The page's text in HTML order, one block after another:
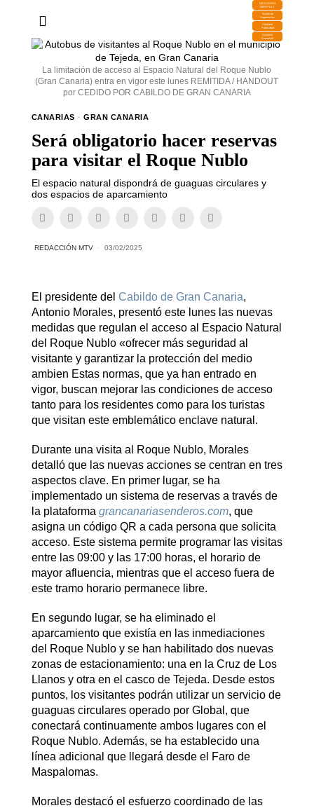
DESCARGA
MIRAPLAY
Buzón de
Sugerencias
Contratar
Publicidad
Contacto
Comercial
La limitación de acceso al Espacio Natural del Roque Nublo
(Gran Canaria) entra en vigor este lunes REMITIDA / HANDOUT
por CEDIDO POR CABILDO DE GRAN CANARIA
CANARIAS · GRAN CANARIA
Será obligatorio hacer reservas
para visitar el Roque Nublo
El espacio natural dispondrá de guaguas circulares y
dos espacios de aparcamiento
REDACCIÓN MTV 03/02/2025
El presidente del Cabildo de Gran Canaria,
Antonio Morales, presentó este lunes las nuevas
medidas que regulan el acceso al Espacio Natural
del Roque Nublo «ofrecer más seguridad al
visitante y garantizar la protección del medio
ambien Estas normas, que ya han entrado en
vigor, buscan mejorar las condiciones de acceso
tanto para los residentes como para los turistas
que visitan este emblemático enclave natural.
Durante una visita al Roque Nublo, Morales
detalló que las nuevas acciones se centran en tres
aspectos clave. En primer lugar, se ha
implementado un sistema de reservas a través de
la plataforma grancanariasenderos.com, que
asigna un código QR a cada persona que solicita
acceso. Este sistema permite programar las visitas
entre las 09:00 y las 17:00 horas, el horario de
mayor afluencia, mientras que el acceso fuera de
este tramo horario permanece libre.
En segundo lugar, se ha eliminado el
aparcamiento que existía en las inmediaciones
del Roque Nublo y se han habilitado dos nuevas
zonas de estacionamiento: una en la Cruz de Los
Llanos y otra en el casco de Tejeda. Desde estos
puntos, los visitantes podrán utilizar un servicio de
guaguas circulares operado por Global, que
conectará continuamente ambos lugares con el
Roque Nublo. Además, se ha establecido una
línea adicional que llegará desde el Faro de
Maspalomas.
Morales destacó el esfuerzo coordinado de las